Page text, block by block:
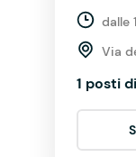
dalle
Via
1 posti